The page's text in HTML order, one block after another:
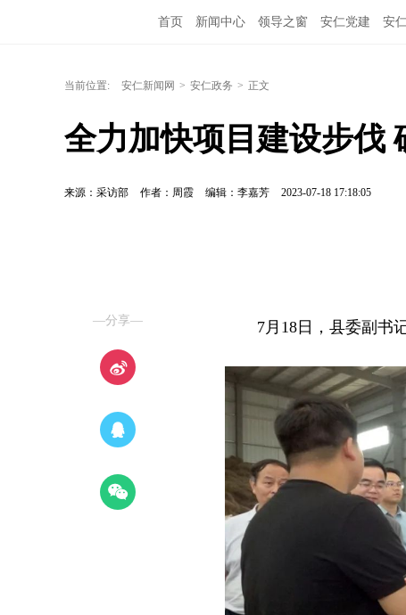
首页 新闻中心 领导之窗 安仁党建 安
当前位置: 安仁新闻网 > 安仁政务 > 正文
全力加快项目建设步伐
来源：采访部 作者：周霞 编辑：李嘉芳 2023-07-18 17:18:05
—分享— 7月18日，县委副书